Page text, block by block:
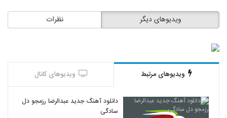
نظرات ویدیوهای دیگر
ویدیوهای مرتبط ویدیوهای کانال
دانلود آهنگ جدید عبدالرضا رزمجو دل
سادگی